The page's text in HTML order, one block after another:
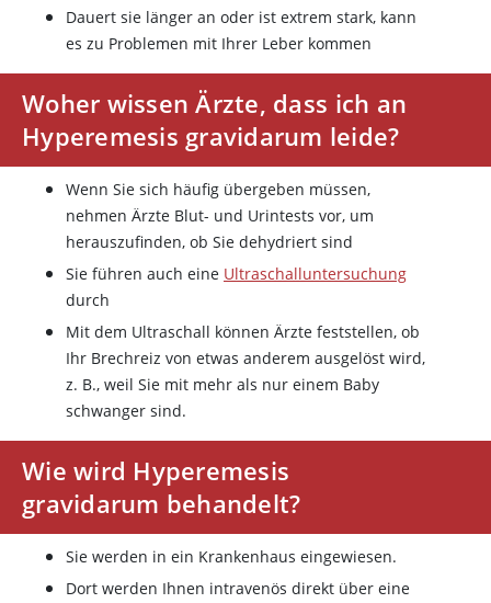
Dauert sie länger an oder ist extrem stark, kann
es zu Problemen mit Ihrer Leber kommen
Woher wissen Ärzte, dass ich an
Hyperemesis gravidarum leide?
Wenn Sie sich häufig übergeben müssen,
nehmen Ärzte Blut- und Urintests vor, um
herauszufinden, ob Sie dehydriert sind
Sie führen auch eine Ultraschalluntersuchung
durch
Mit dem Ultraschall können Ärzte feststellen, ob
Ihr Brechreiz von etwas anderem ausgelöst wird,
z. B., weil Sie mit mehr als nur einem Baby
schwanger sind.
Wie wird Hyperemesis
gravidarum behandelt?
Sie werden in ein Krankenhaus eingewiesen.
Dort werden Ihnen intravenös direkt über eine